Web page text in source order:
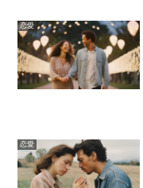
恋愛
恋愛